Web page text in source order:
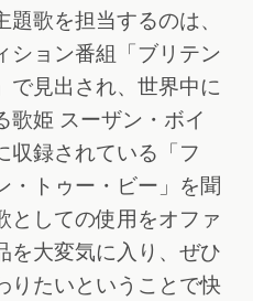
歌を担当するのは、
ション番組「ブリテン
で見出され、世界中に
歌姫 スーザン・ボイ
収録されている「フ
・トゥー・ビー」を聞
としての使用をオファ
を大変気に入り、ぜひ
りたいということで快